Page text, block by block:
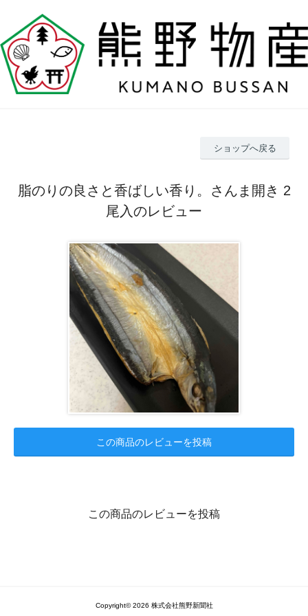
ショップへ戻る
脂のりの良さと香ばしい香り。さんま開き 2
尾入のレビュー
この商品のレビューを投稿
この商品のレビューを投稿
Copyright© 2026 株式会社熊野新聞社